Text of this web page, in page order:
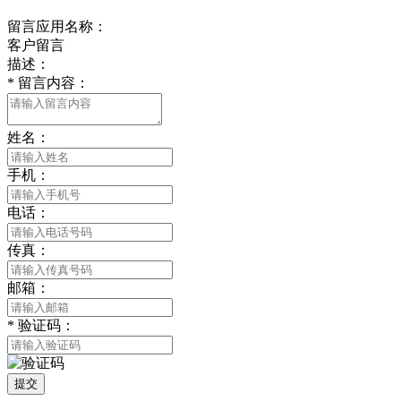
留言应用名称：
客户留言
描述：
* 留言内容：
姓名：
手机：
电话：
传真：
邮箱：
* 验证码：
提交